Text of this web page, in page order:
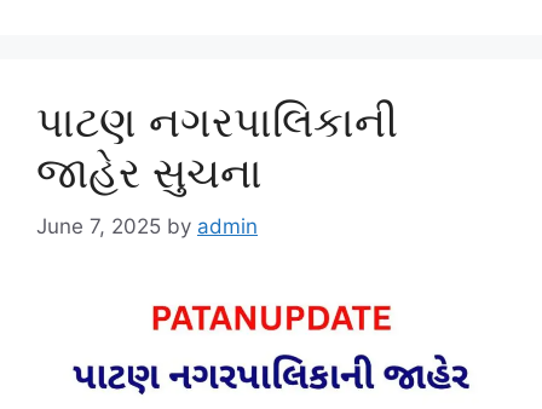
પાટણ નગરપાલિકાની
જાહેર સુચના
June 7, 2025 by admin